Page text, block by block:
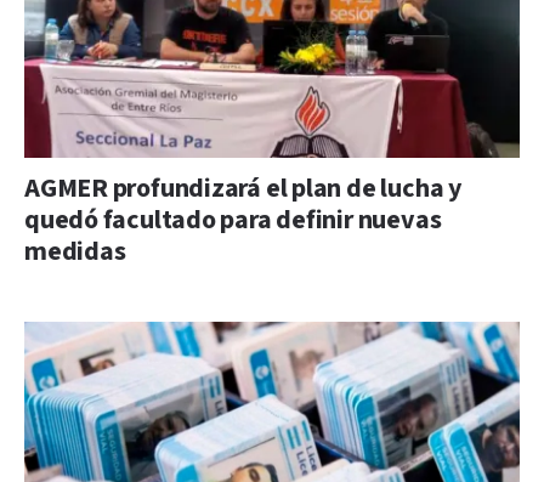
AGMER profundizará el plan de lucha y
quedó facultado para definir nuevas
medidas